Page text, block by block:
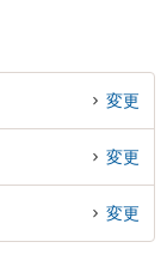
変更
変更
変更